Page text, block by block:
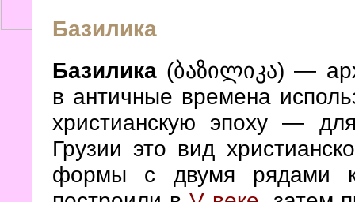
Базилика
Базилика (ბაზილიკა) —
в античные времена
христианскую эпоху —
Грузии это вид
формы с двумя рядами